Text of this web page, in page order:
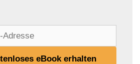
eBook erhalten